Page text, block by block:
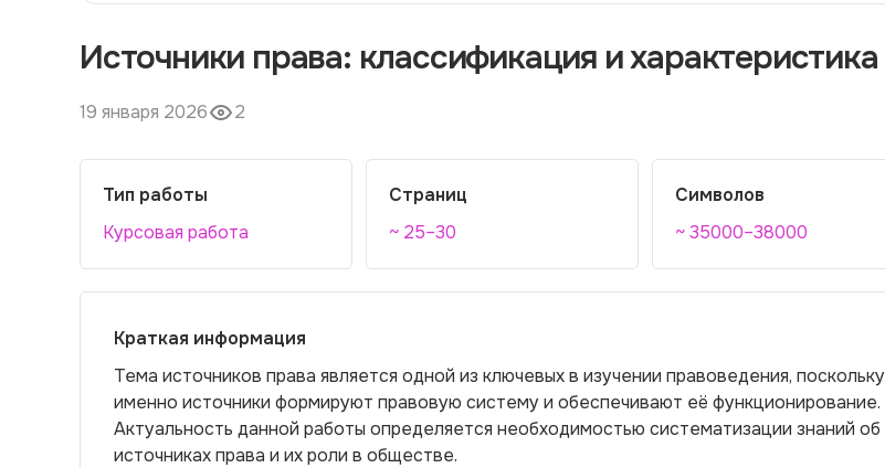
Источники права: классификация и характеристика
19 января 2026 2
Тип работы
Курсовая работа
Страниц
~ 25–30
Символов
~ 35000–38000
Краткая информация
Тема источников права является одной из ключевых в изучении правоведения, поскольку
именно источники формируют правовую систему и обеспечивают её функционирование.
Актуальность данной работы определяется необходимостью систематизации знаний об
источниках права и их роли в обществе.